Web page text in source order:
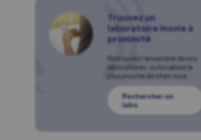
Trouvez un
laboratoire Inovie à
proximité
Retrouvez l'ensemble de nos
laboratoires, ou localisez le
plus proche de chez vous.
Rechercher un
labo